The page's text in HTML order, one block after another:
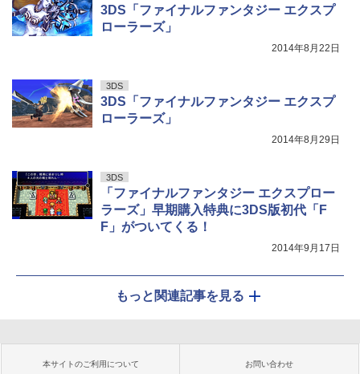
3DS「ファイナルファンタジー エクスプ
ローラーズ」
2014年8月22日
3DS
3DS「ファイナルファンタジー エクスプ
ローラーズ」
2014年8月29日
3DS
「ファイナルファンタジー エクスプロー
ラーズ」早期購入特典に3DS版初代「F
F」がついてくる！
2014年9月17日
もっと関連記事を見る
本サイトのご利用について お問い合わせ